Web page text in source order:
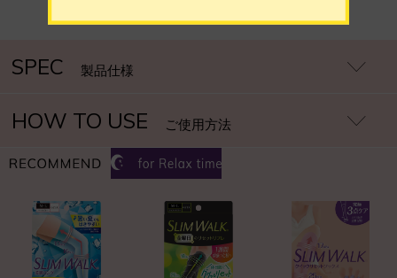
SPEC 製品仕様
HOW TO USE ご使用方法